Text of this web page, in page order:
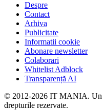
Despre
Contact
Arhiva
Publicitate
Informatii cookie
Abonare newsletter
Colaborari
Whitelist Adblock
Transparență AI
© 2012-2026 IT MANIA. Un
drepturile rezervate.